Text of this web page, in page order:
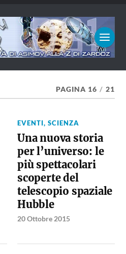
PAGINA 16 / 21
EVENTI,SCIENZA
Una nuova storia
per l’universo: le
più spettacolari
scoperte del
telescopio spaziale
Hubble
20 Ottobre 2015